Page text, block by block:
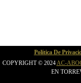
Política De
COPYRIGHT © 2024AC-
EN